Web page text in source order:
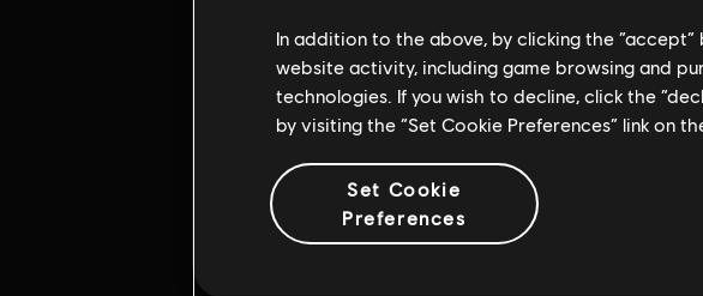
In addition to the above, by clicking the
website activity, including game browsing and
technologies. If you wish to decline, click the
by visiting the “Set Cookie Preferences” link on
Set Cookie
Preferences